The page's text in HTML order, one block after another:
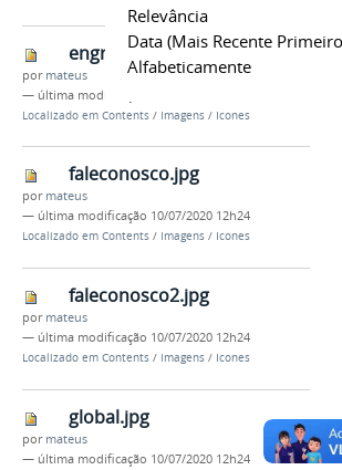
Relevância
Data (mais Recente
Alfabeticamente
engrenagem.jpg
por mateus
— última modificação
Localizado em Contents / Imagens / Icones
faleconosco.jpg
por mateus
— última modificação 10/07/2020 12h24
Localizado em Contents / Imagens / Icones
faleconosco2.jpg
por mateus
— última modificação 10/07/2020 12h24
Localizado em Contents / Imagens / Icones
global.jpg
por mateus
— última modificação 10/07/2020 12h24